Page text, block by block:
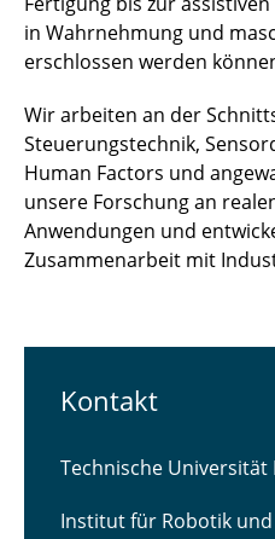
in Wahrnehmung und
erschlossen werden
Wir arbeiten an der
Steuerungstechnik,
Human Factors und
unsere Forschung an
Anwendungen und
Zusammenarbeit mit
Kontakt
Technische Universität
Institut für Robotik